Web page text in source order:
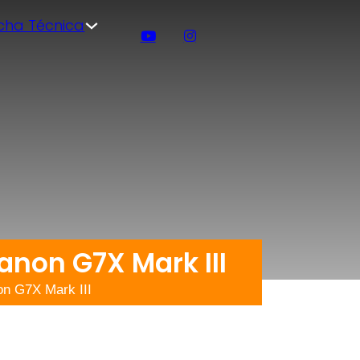
Técnica
G7X Mark III
G7X Mark III